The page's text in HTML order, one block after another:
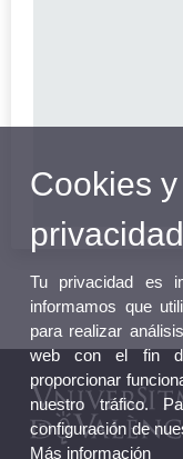
Cookies
privacidad
Tu privacidad es
informamos que
para realizar
web con el fin de
proporcionar
nuestro tráfico.
configuración de
Más información